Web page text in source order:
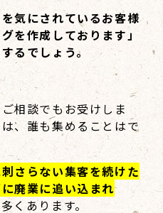
気にされているお客様
を作成しております」
るでしょう。
相談でもお受けしま
、誰も集めることはで
さらない集客を続けた
廃業に追い込まれ
くあります。